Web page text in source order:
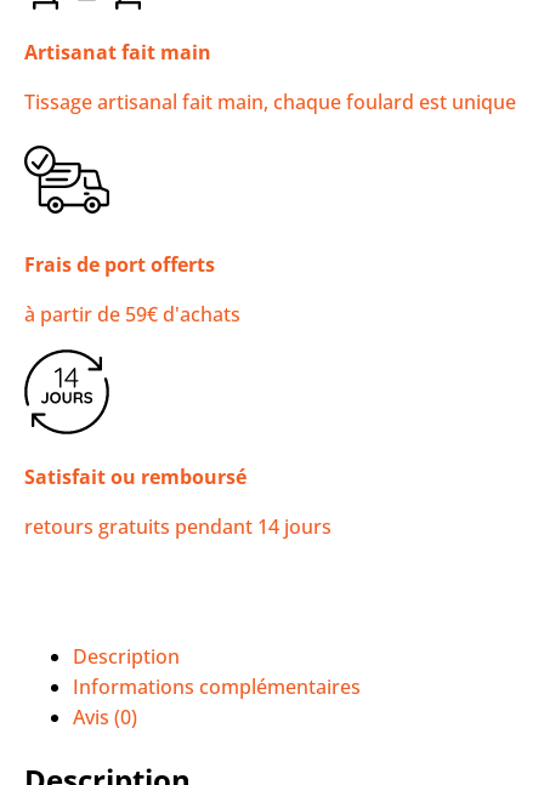
Artisanat fait main
Tissage artisanal fait main, chaque foulard est unique
Frais de port offerts
à partir de 59€ d'achats
Satisfait ou remboursé
retours gratuits pendant 14 jours
Description
Informations complémentaires
Avis (0)